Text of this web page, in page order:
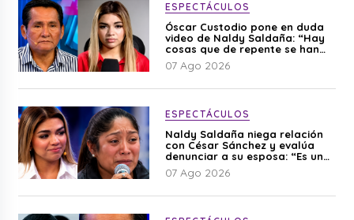
ESPECTÁCULOS
Óscar Custodio pone en duda
video de Naldy Saldaña: “Hay
cosas que de repente se han
editado”
07 Ago 2026
ESPECTÁCULOS
Naldy Saldaña niega relación
con César Sánchez y evalúa
denunciar a su esposa: “Es una
difamación”
07 Ago 2026